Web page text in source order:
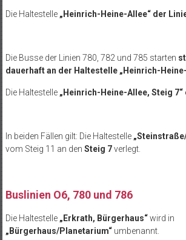
Die Haltestelle „Heinrich-Heine-Allee“ der
Die Busse der Linien 780, 782 und 785 starten
dauerhaft an der Haltestelle „Heinrich-
Die Haltestelle „Heinrich-Heine-Allee, Steig 7“
In beiden Fällen gilt: Die Haltestelle „Steinstra
vom Steig 11 an den Steig 7verlegt.
Buslinien O6, 780 und 786
Die Haltestelle „Erkrath, Bürgerhaus“wird in
„Bürgerhaus/Planetarium“umbenannt.